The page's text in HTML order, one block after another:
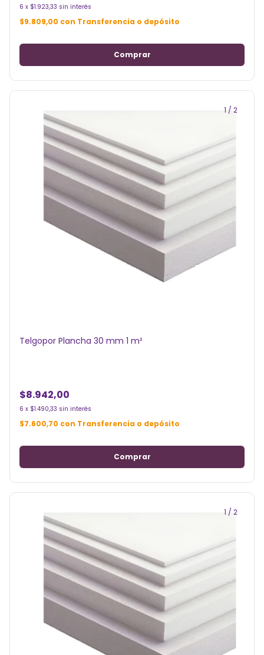
6 x $1.923,33 sin interés
$9.809,00 con Transferencia o depósito
1 / 2
Telgopor Plancha 30 mm 1 m²
$8.942,00
6 x $1.490,33 sin interés
$7.600,70 con Transferencia o depósito
1 / 2